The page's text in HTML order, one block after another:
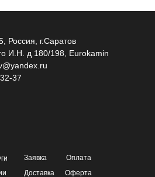
Россия, г.Саратов
И.Н. д 180/198, Eurokamin
37
Заявка
Оплата
Доставка Оферта